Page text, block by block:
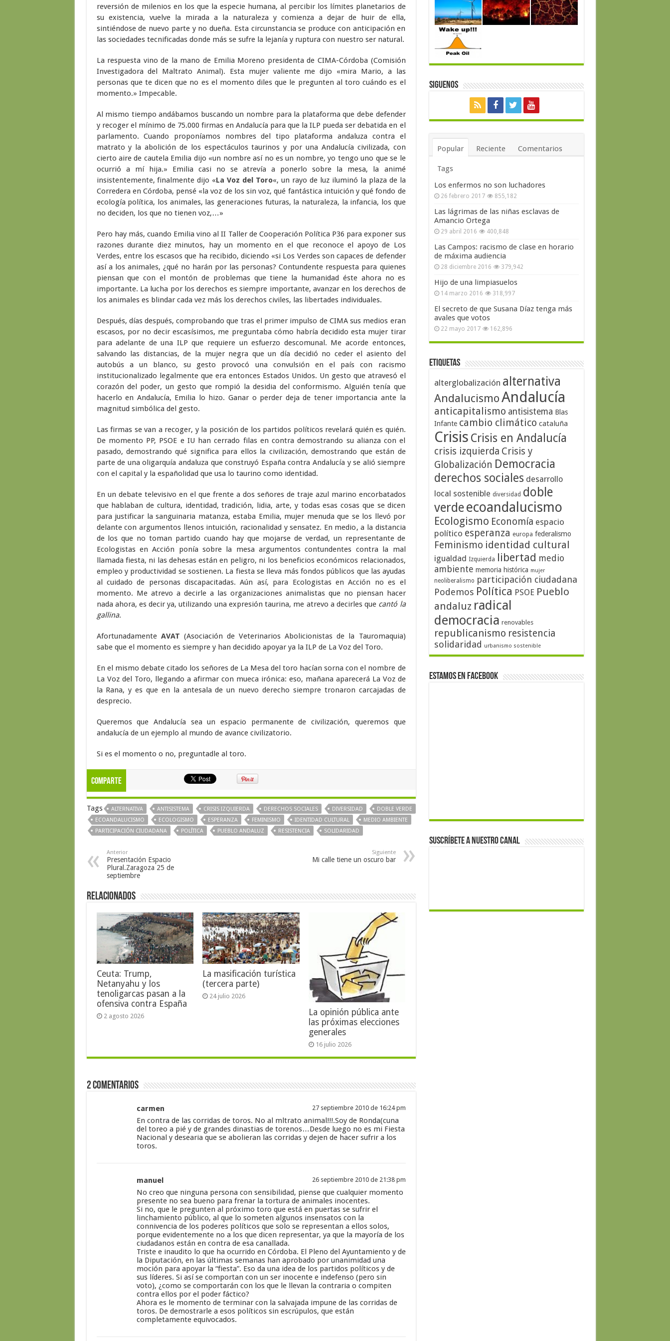
reversión de milenios en los que la especie humana, al percibir los límites planetarios de
su existencia, vuelve la mirada a la naturaleza y comienza a dejar de huir de ella,
sintiéndose de nuevo parte y no dueña. Esta circunstancia se produce con anticipación en
las sociedades tecnificadas donde más se sufre la lejanía y ruptura con nuestro ser natural.
La respuesta vino de la mano de Emilia Moreno presidenta de CIMA-Córdoba (Comisión
Investigadora del Maltrato Animal). Esta mujer valiente me dijo «mira Mario, a las
personas que te dicen que no es el momento diles que le pregunten al toro cuándo es el
momento.» Impecable.
Al mismo tiempo andábamos buscando un nombre para la plataforma que debe defender
y recoger el mínimo de 75.000 firmas en Andalucía para que la ILP pueda ser debatida en el
parlamento. Cuando proponíamos nombres del tipo plataforma andaluza contra el
matrato y la abolición de los espectáculos taurinos y por una Andalucía civilizada, con
cierto aire de cautela Emilia dijo «un nombre así no es un nombre, yo tengo uno que se le
ocurrió a mí hija.» Emilia casi no se atrevía a ponerlo sobre la mesa, la animé
insistentemente, finalmente dijo «La Voz del Toro«, un rayo de luz iluminó la plaza de la
Corredera en Córdoba, pensé «la voz de los sin voz, qué fantástica intuición y qué fondo de
ecología política, los animales, las generaciones futuras, la naturaleza, la infancia, los que
no deciden, los que no tienen voz,…»
Pero hay más, cuando Emilia vino al II Taller de Cooperación Política P36 para exponer sus
razones durante diez minutos, hay un momento en el que reconoce el apoyo de Los
Verdes, entre los escasos que ha recibido, diciendo «si Los Verdes son capaces de defender
así a los animales, ¿qué no harán por las personas? Contundente respuesta para quienes
piensan que con el montón de problemas que tiene la humanidad éste ahora no es
importante. La lucha por los derechos es siempre importante, avanzar en los derechos de
los animales es blindar cada vez más los derechos civiles, las libertades individuales.
Después, días después, comprobando que tras el primer impulso de CIMA sus medios eran
escasos, por no decir escasísimos, me preguntaba cómo habría decidido esta mujer tirar
para adelante de una ILP que requiere un esfuerzo descomunal. Me acorde entonces,
salvando las distancias, de la mujer negra que un día decidió no ceder el asiento del
autobús a un blanco, su gesto provocó una convulsión en el país con racismo
institucionalizado legalmente que era entonces Estados Unidos. Un gesto que atravesó el
corazón del poder, un gesto que rompió la desidia del conformismo. Alguién tenía que
hacerlo en Andalucía, Emilia lo hizo. Ganar o perder deja de tener importancia ante la
magnitud simbólica del gesto.
Las firmas se van a recoger, y la posición de los partidos políticos revelará quién es quién.
De momento PP, PSOE e IU han cerrado filas en contra demostrando su alianza con el
pasado, demostrando qué significa para ellos la civilización, demostrando que están de
parte de una oligarquía andaluza que construyó España contra Andalucía y se alió siempre
con el capital y la españolidad que usa lo taurino como identidad.
En un debate televisivo en el que frente a dos señores de traje azul marino encorbatados
que hablaban de cultura, identidad, tradición, lidia, arte, y todas esas cosas que se dicen
para justificar la sanguinaria matanza, estaba Emilia, mujer menuda que se los llevó por
delante con argumentos llenos intuición, racionalidad y sensatez. En medio, a la distancia
de los que no toman partido cuando hay que mojarse de verdad, un representante de
Ecologistas en Acción ponía sobre la mesa argumentos contundentes contra la mal
llamada fiesta, ni las dehesas están en peligro, ni los beneficios económicos relacionados,
empleo y productividad se sostienen. La fiesta se lleva más fondos públicos que las ayudas
al cuidado de personas discapacitadas. Aún así, para Ecologistas en Acción no es el
momento. Me atrevo a decirle a las organizaciones animalistas que no piensan hacer
nada ahora, es decir ya, utilizando una expresión taurina, me atrevo a decirles que cantó la
gallina.
Afortunadamente AVAT (Asociación de Veterinarios Abolicionistas de la Tauromaquia)
sabe que el momento es siempre y han decidido apoyar ya la ILP de La Voz del Toro.
En el mismo debate citado los señores de La Mesa del toro hacían sorna con el nombre de
La Voz del Toro, llegando a afirmar con mueca irónica: eso, mañana aparecerá La Voz de
la Rana, y es que en la antesala de un nuevo derecho siempre tronaron carcajadas de
desprecio.
Queremos que Andalucía sea un espacio permanente de civilización, queremos que
andalucía de un ejemplo al mundo de avance civilizatorio.
Si es el momento o no, preguntadle al toro.
Comparte
Tags ALTERNATIVA ANTISISTEMA CRISIS IZQUIERDA DERECHOS SOCIALES DIVERSIDAD
DOBLE VERDE
ECOANDALUCISMO
ECOLOGISMO ESPERANZA FEMINISMO IDENTIDAD CULTURAL
MEDIO AMBIENTE
PARTICIPACIÓN CIUDADANA
POLÍTICA PUEBLO ANDALUZ RESISTENCIA SOLIDARIDAD
Anterior
Presentación Espacio
Plural.Zaragoza 25 de
septiembre
Siguiente
Mi calle tiene un oscuro bar
Relacionados
Ceuta: Trump,
Netanyahu y los
tenoligarcas pasan a la
ofensiva contra España
2 agosto 2026
La masificación turística
(tercera parte)
24 julio 2026
La opinión pública ante
las próximas elecciones
generales
16 julio 2026
2 Comentarios
carmen 27 septiembre 2010 de 16:24 pm
En contra de las corridas de toros. No al mltrato animal!!!.Soy de Ronda(cuna
del toreo a pié y de grandes dinastias de torenos…Desde luego no es mi Fiesta
Nacional y desearia que se abolieran las corridas y dejen de hacer sufrir a los
toros.
manuel 26 septiembre 2010 de 21:38 pm
No creo que ninguna persona con sensibilidad, piense que cualquier momento
presente no sea bueno para frenar la tortura de animales inocentes.
Si no, que le pregunten al próximo toro que está en puertas se sufrir el
linchamiento público, al que lo someten algunos insensatos con la
connivencia de los poderes políticos que solo se representan a ellos solos,
porque evidentemente no a los que dicen representar, ya que la mayoría de los
ciudadanos están en contra de esa canallada.
Triste e inaudito lo que ha ocurrido en Córdoba. El Pleno del Ayuntamiento y de
la Diputación, en las últimas semanas han aprobado por unanimidad una
moción para apoyar la “fiesta”. Eso da una idea de los partidos políticos y de
sus líderes. Si así se comportan con un ser inocente e indefenso (pero sin
voto), ¿como se comportarán con los que le llevan la contraria o compiten
contra ellos por el poder fáctico?
Ahora es le momento de terminar con la salvajada impune de las corridas de
toros. De demostrarle a esos políticos sin escrúpulos, que están
completamente equivocados.
Siguenos
Popular Reciente Comentarios
Tags
Los enfermos no son luchadores
26 febrero 2017 855,182
Las lágrimas de las niñas esclavas de
Amancio Ortega
29 abril 2016 400,848
Las Campos: racismo de clase en horario
de máxima audiencia
28 diciembre 2016 379,942
Hijo de una limpiasuelos
14 marzo 2016 318,997
El secreto de que Susana Díaz tenga más
avales que votos
22 mayo 2017 162,896
Etiquetas
alterglobalización alternativa
AndalucismoAndalucía
anticapitalismo antisistema Blas
Infante cambio climático cataluña
Crisis Crisis en Andalucía
crisis izquierda Crisis y
Globalización Democracia
derechos sociales desarrollo
local sostenible diversidad doble
verdeecoandalucismo
Ecologismo Economía espacio
político esperanza europa federalismo
Feminismo identidad cultural
igualdad Izquierda libertad medio
ambiente memoria histórica mujer
neoliberalismo participación ciudadana
Podemos Política PSOE Pueblo
andaluz radical
democracia renovables
republicanismo resistencia
solidaridad urbanismo sostenible
Estamos en Facebook
Suscríbete a nuestro canal